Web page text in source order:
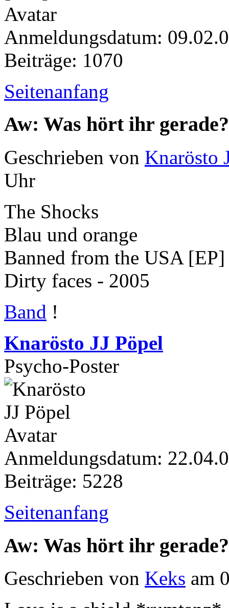
Anmeldungsdatum:
Beiträge: 1070
Seitenanfang
Aw: Was hört ihr gerade?
Geschrieben von Knarösto
Uhr
The Shocks
Blau und orange
Banned from the USA [EP]
Dirty faces - 2005
Band !
Knarösto JJ Pöpel
Psycho-Poster
Anmeldungsdatum:
Beiträge: 5228
Seitenanfang
Aw: Was hört ihr gerade?
Geschrieben von Keks am